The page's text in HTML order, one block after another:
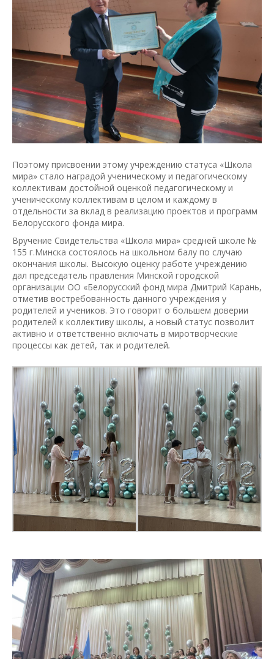
Поэтому присвоении этому учреждению статуса «Школа
мира» стало наградой ученическому и педагогическому
коллективам достойной оценкой педагогическому и
ученическому коллективам в целом и каждому в
отдельности за вклад в реализацию проектов и программ
Белорусского фонда мира.
Вручение Свидетельства «Школа мира» средней школе №
155 г.Минска состоялось на школьном балу по случаю
окончания школы. Высокую оценку работе учреждению
дал председатель правления Минской городской
организации ОО «Белорусский фонд мира Дмитрий Карань,
отметив востребованность данного учреждения у
родителей и учеников. Это говорит о большем доверии
родителей к коллективу школы, а новый статус позволит
активно и ответственно включать в миротворческие
процессы как детей, так и родителей.